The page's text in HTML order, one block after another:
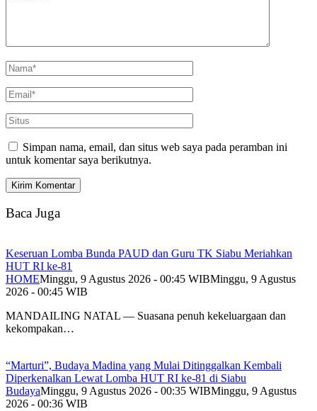
Simpan nama, email, dan situs web saya pada peramban ini
untuk komentar saya berikutnya.
Baca Juga
Keseruan Lomba Bunda PAUD dan Guru TK Siabu Meriahkan
HUT RI ke-81
HOMEMinggu, 9 Agustus 2026 - 00:45 WIBMinggu, 9 Agustus
2026 - 00:45 WIB
MANDAILING NATAL — Suasana penuh kekeluargaan dan
kekompakan…
“Marturi”, Budaya Madina yang Mulai Ditinggalkan Kembali
Diperkenalkan Lewat Lomba HUT RI ke-81 di Siabu
BudayaMinggu, 9 Agustus 2026 - 00:35 WIBMinggu, 9 Agustus
2026 - 00:36 WIB